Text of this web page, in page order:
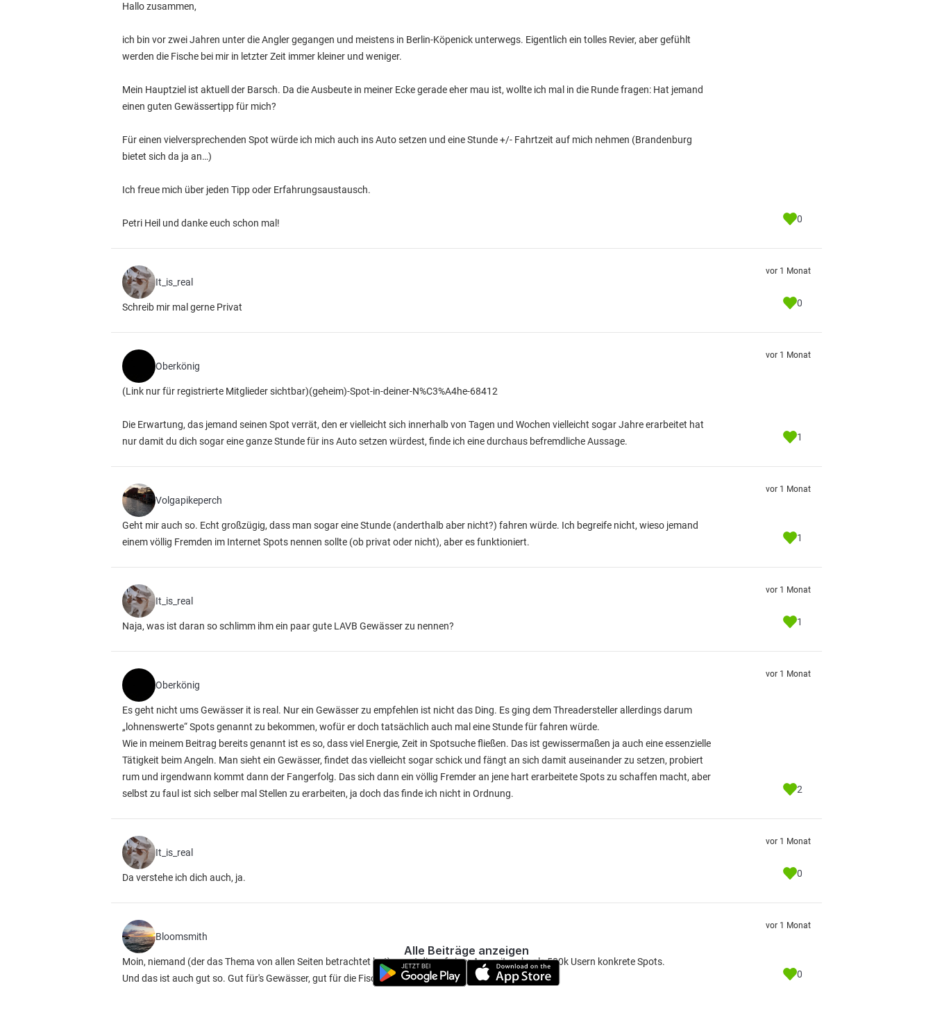
Hallo zusammen,
ich bin vor zwei Jahren unter die Angler gegangen und meistens in Berlin-Köpenick unterwegs. Eigentlich ein tolles Revier, aber gefühlt
werden die Fische bei mir in letzter Zeit immer kleiner und weniger.
Mein Hauptziel ist aktuell der Barsch. Da die Ausbeute in meiner Ecke gerade eher mau ist, wollte ich mal in die Runde fragen: Hat jemand
einen guten Gewässertipp für mich?
Für einen vielversprechenden Spot würde ich mich auch ins Auto setzen und eine Stunde +/- Fahrtzeit auf mich nehmen (Brandenburg
bietet sich da ja an…)
Ich freue mich über jeden Tipp oder Erfahrungsaustausch.
Petri Heil und danke euch schon mal! 0
It_is_real
Schreib mir mal gerne Privat
vor 1 Monat
0
Oberkönig
(Link nur für registrierte Mitglieder sichtbar)(geheim)-Spot-in-deiner-N%C3%A4he-68412
Die Erwartung, das jemand seinen Spot verrät, den er vielleicht sich innerhalb von Tagen und Wochen vielleicht sogar Jahre erarbeitet hat
nur damit du dich sogar eine ganze Stunde für ins Auto setzen würdest, finde ich eine durchaus befremdliche Aussage.
vor 1 Monat
1
Volgapikeperch
Geht mir auch so. Echt großzügig, dass man sogar eine Stunde (anderthalb aber nicht?) fahren würde. Ich begreife nicht, wieso jemand
einem völlig Fremden im Internet Spots nennen sollte (ob privat oder nicht), aber es funktioniert.
vor 1 Monat
1
It_is_real
Naja, was ist daran so schlimm ihm ein paar gute LAVB Gewässer zu nennen?
vor 1 Monat
1
Oberkönig
Es geht nicht ums Gewässer it is real. Nur ein Gewässer zu empfehlen ist nicht das Ding. Es ging dem Threadersteller allerdings darum
„lohnenswerte“ Spots genannt zu bekommen, wofür er doch tatsächlich auch mal eine Stunde für fahren würde.
Wie in meinem Beitrag bereits genannt ist es so, dass viel Energie, Zeit in Spotsuche fließen. Das ist gewissermaßen ja auch eine essenzielle
Tätigkeit beim Angeln. Man sieht ein Gewässer, findet das vielleicht sogar schick und fängt an sich damit auseinander zu setzen, probiert
rum und irgendwann kommt dann der Fangerfolg. Das sich dann ein völlig Fremder an jene hart erarbeitete Spots zu schaffen macht, aber
selbst zu faul ist sich selber mal Stellen zu erarbeiten, ja doch das finde ich nicht in Ordnung.
vor 1 Monat
2
It_is_real
Da verstehe ich dich auch, ja.
vor 1 Monat
0
Bloomsmith
Moin, niemand (der das Thema von allen Seiten betrachtet hat) nennt dir auf einer App mit mehr als 500k Usern konkrete Spots.
Und das ist auch gut so. Gut für's Gewässer, gut für die Fische, gut für die Angler.
vor 1 Monat
0
Alle Beiträge anzeigen